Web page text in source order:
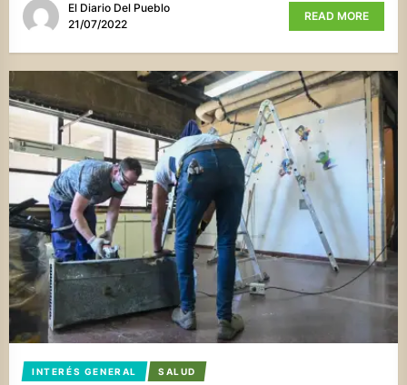
El Diario Del Pueblo
21/07/2022
READ MORE
INTERÉS GENERAL SALUD